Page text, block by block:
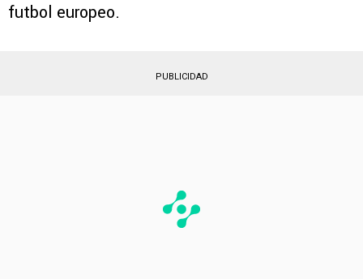
futbol europeo.
PUBLICIDAD